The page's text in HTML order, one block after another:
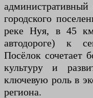
городского
реке Нуя, в 45
автодороге) к
Посёлок сочетает
культуру и
ключевую роль в
региона.